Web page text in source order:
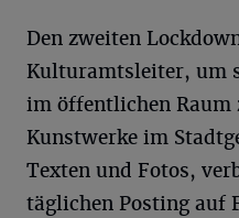
Den zweiten
Kulturamtsleiter, um
im öffentlichen Raum
Kunstwerke im
Texten und Fotos,
täglichen Posting auf